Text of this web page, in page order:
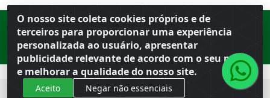
O nosso site coleta cookies próprios e de
terceiros para proporcionar uma experiência
personalizada ao usuário, apresentar
publicidade relevante de acordo com o seu perfil
e melhorar a qualidade do nosso site.
Aceito Negar não essenciais
Rod. SP-215, s/n, km 98 — Área Rural Porto Ferreira ·BR
· CEP
· CNPJ 56.679.863/0001-91
© 2026 Atacado Ideal